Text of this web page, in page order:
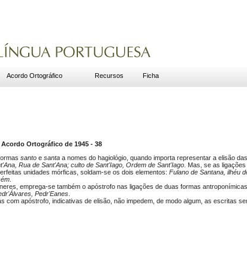
Acordo Ortográfico Recursos Ficha
Ortográfico de 1945 - 38
santo e santa a nomes do hagiológio, quando importa representar a elisão
Rua de Sant'Ana; culto de Sant'Iago, Ordem de Sant'Iago . Mas, se as
unidades mórficas, soldam-se os dois elementos: Fulano de Santana, ilhéu
emprega-se também o apóstrofo nas ligações de duas formas
Pedr'Eanes
com apóstrofo, indicativas de elisão, não impedem, de modo algum, as escritas